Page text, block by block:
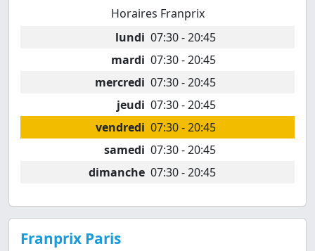
Horaires Franprix
lundi 07:30 - 20:45
mardi 07:30 - 20:45
mercredi 07:30 - 20:45
jeudi 07:30 - 20:45
vendredi 07:30 - 20:45
samedi 07:30 - 20:45
dimanche 07:30 - 20:45
Franprix Paris